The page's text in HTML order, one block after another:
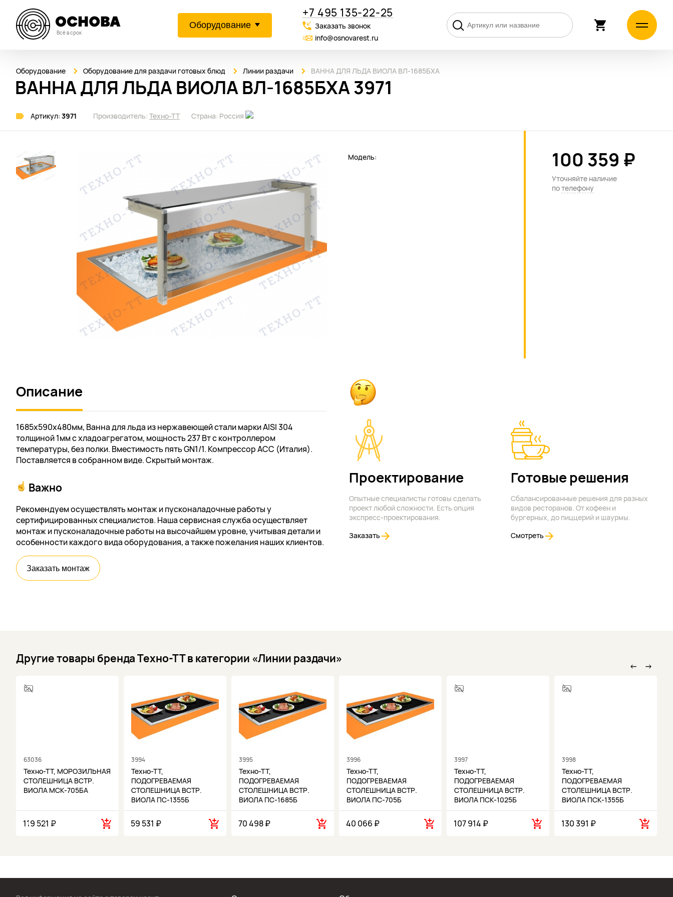
Всё в срок
Оборудование
+7 495 135-22-25
Заказать звонок
info@osnovarest.ru
Оборудование Оборудование для раздачи готовых блюд Линии раздачи ВАННА ДЛЯ ЛЬДА ВИОЛА ВЛ-1685БХА
ВАННА ДЛЯ ЛЬДА ВИОЛА ВЛ-1685БХА 3971
Артикул: 3971 Производитель: Техно-ТТ Страна: Россия
Модель: 100 359 ₽
Уточняйте наличие
потелефону
Описание
1685х590х480мм, Ванна для льда из нержавеющей стали марки AISI 304
толщиной 1мм с хладоагрегатом, мощность 237 Вт с контроллером
температуры, без полки. Вместимость пять GN1/1. Компрессор АСС (Италия).
Поставляется в собранном виде. Скрытый монтаж.
Важно
Рекомендуем осуществлять монтаж и пусконаладочные работы у
сертифицированных специалистов. Наша сервисная служба осуществляет
монтаж и пусконаладочные работы на высочайшем уровне, учитывая детали и
особенности каждого вида оборудования, а также пожелания наших клиентов.
Заказать монтаж
Проектирование
Опытные специалисты готовы сделать
проект любой сложности. Есть опция
экспресс-проектирования.
Заказать
Готовые решения
Сбалансированные решения для разных
видов ресторанов. От кофеен и
бургерных, до пиццерий и шаурмы.
Смотреть
Другие товары бренда Техно-ТТ в категории «Линии раздачи»
←
63036
Техно-ТТ, МОРОЗИЛЬНАЯ
СТОЛЕШНИЦА ВСТР.
ВИОЛА МСК-705БА
119 521 ₽
3994
Техно-ТТ,
ПОДОГРЕВАЕМАЯ
СТОЛЕШНИЦА ВСТР.
ВИОЛА ПС-1355Б
59 531 ₽
3995
Техно-ТТ,
ПОДОГРЕВАЕМАЯ
СТОЛЕШНИЦА ВСТР.
ВИОЛА ПС-1685Б
70 498 ₽
3996
Техно-ТТ,
ПОДОГРЕВАЕМАЯ
СТОЛЕШНИЦА ВСТР.
ВИОЛА ПС-705Б
40 066 ₽
3997
Техно-ТТ,
ПОДОГРЕВАЕМАЯ
СТОЛЕШНИЦА ВСТР.
ВИОЛА ПСК-1025Б
107 914 ₽
3998
Техно-ТТ,
ПОДОГРЕВАЕМАЯ
СТОЛЕШНИЦА ВСТР.
ВИОЛА ПСК-1355Б
130 391 ₽
→